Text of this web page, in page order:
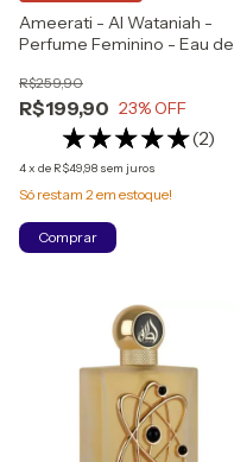
Ameerati - Al Wataniah -
Perfume Feminino - Eau de
R$199,90
R$259,90
23% OFF
(2)
4x de R$49,98 sem juros
Só restam 2em estoque!